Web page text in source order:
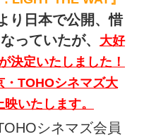
り日本で公開、惜
っていたが、 大好
決定いたしました！
TOHOシネマズ大
いたします。
シネマズ会員